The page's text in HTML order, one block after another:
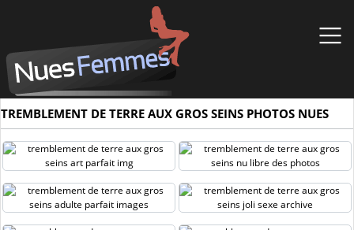
TREMBLEMENT DE TERRE AUX GROS SEINS PHOTOS NUES